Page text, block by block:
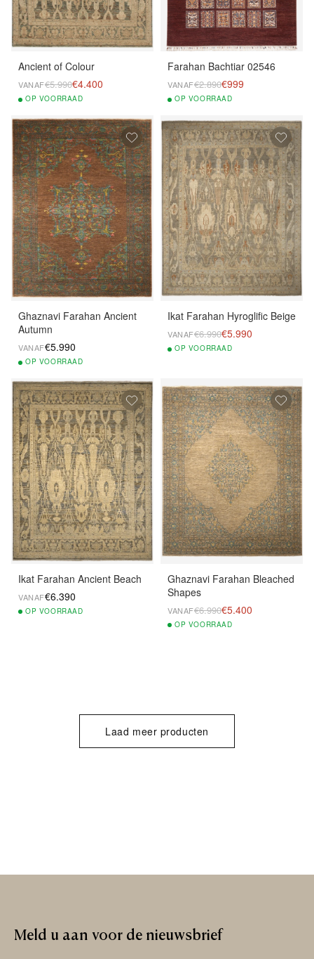
Ancient of Colour
VANAF€5.990€4.400
OP VOORRAAD
Farahan Bachtiar 02546
VANAF€2.890€999
OP VOORRAAD
Ghaznavi Farahan Ancient
Autumn
VANAF€5.990
OP VOORRAAD
Ikat Farahan Hyroglific Beige
VANAF€6.990€5.990
OP VOORRAAD
Ikat Farahan Ancient Beach
VANAF€6.390
OP VOORRAAD
Ghaznavi Farahan Bleached
Shapes
VANAF€6.990€5.400
OP VOORRAAD
Laad meer producten
Meld u aan voor de nieuwsbrief